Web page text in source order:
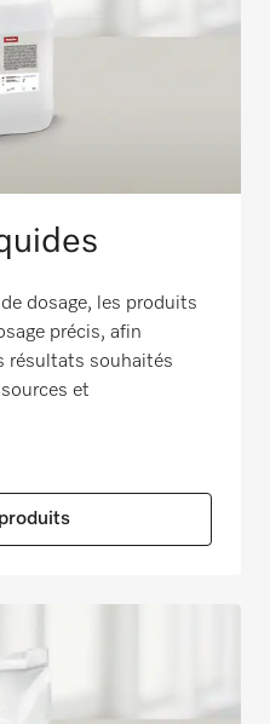
dosage, les produits
précis, afin
résultats souhaités
et